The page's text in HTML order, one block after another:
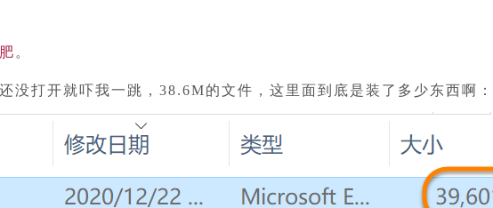
。
打开就吓我一跳，38.6M的文件，这里面到底是装了多少东西啊：